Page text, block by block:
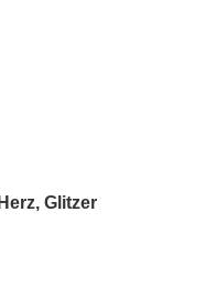
Glitzer